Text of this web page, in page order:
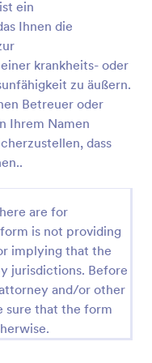
ein
Ihnen die
krankheits- oder
zu äußern.
Betreuer oder
Ihrem Namen
dass
are for
is not providing
implying that the
jurisdictions. Before
and/or other
sure that the form